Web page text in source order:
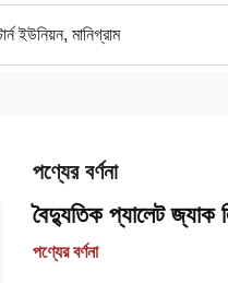
ইউনিয়ন, মানিগ্রাম
পণ্যের বর্ণনা
বৈদ্যুতিক প্যালেট জ্যাক
পণ্যের বর্ণনা